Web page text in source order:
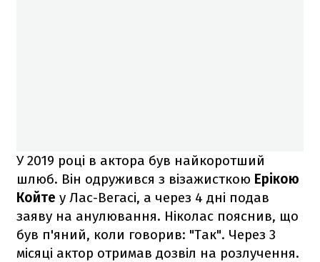
У 2019 році в актора був найкоротший
шлюб. Він одружився з візажисткою Ерікою
Койте у Лас-Вегасі, а через 4 дні подав
заяву на анулювання. Ніколас пояснив, що
був п'яний, коли говорив: "Так". Через 3
місяці актор отримав дозвіл на розлучення.